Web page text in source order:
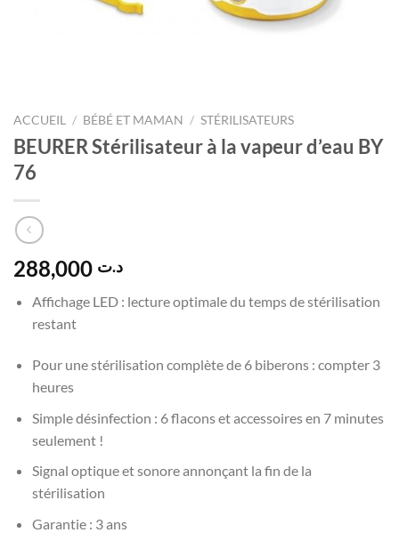
ACCUEIL / BÉBÉ ET MAMAN / STÉRILISATEURS
BEURER Stérilisateur à la vapeur d’eau BY
76
د.ت
Affichage LED : lecture optimale du temps de stérilisation
restant
Pour une stérilisation complète de 6 biberons : compter 3
heures
Simple désinfection : 6 flacons et accessoires en 7 minutes
seulement !
Signal optique et sonore annonçant la fin de la
stérilisation
Garantie : 3 ans